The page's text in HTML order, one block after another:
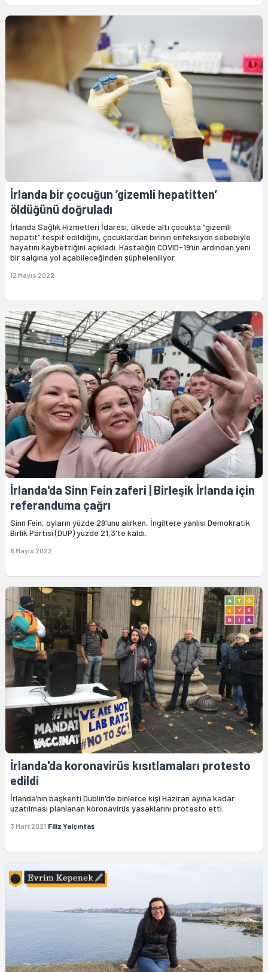
İrlanda bir çocuğun ‘gizemli hepatitten’
öldüğünü doğruladı
İrlanda Sağlık Hizmetleri İdaresi, ülkede altı çocukta “gizemli
hepatit” tespit edildiğini, çocuklardan birinin enfeksiyon sebebiyle
hayatını kaybettiğini açıkladı. Hastalığın COVID-19’un ardından yeni
bir salgına yol açabileceğinden şüpheleniliyor.
12 Mayıs 2022
İrlanda'da Sinn Fein zaferi | Birleşik İrlanda için
referanduma çağrı
Sinn Fein, oyların yüzde 29'unu alırken, İngiltere yanlısı Demokratik
Birlik Partisi (DUP) yüzde 21,3'te kaldı.
8 Mayıs 2022
İrlanda'da koronavirüs kısıtlamaları protesto
edildi
İrlanda’nın başkenti Dublin'de binlerce kişi Haziran ayına kadar
uzatılması planlanan koronavirüs yasaklarını protesto etti.
3 Mart 2021 Filiz Yalçıntaş